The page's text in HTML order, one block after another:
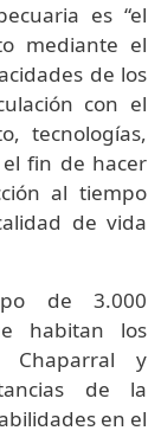
es “el
mediante el
de los
con el
tecnologías,
fin de hacer
al tiempo
de vida
de 3.000
habitan los
Chaparral y
de la
en el